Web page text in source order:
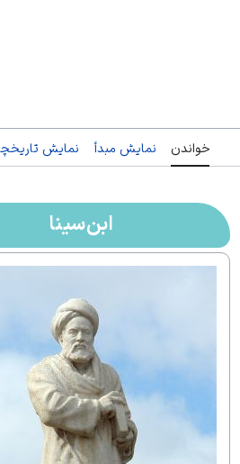
خواندن نمایش مبدأ نمایش
ابن‌سینا